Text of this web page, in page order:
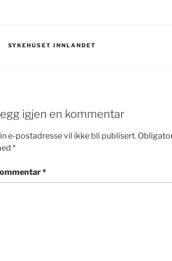
KATEGORIER
SYKEHUSET INNLANDET
igjen en kommentar
e-postadresse vil ikke bli publisert.
*
*